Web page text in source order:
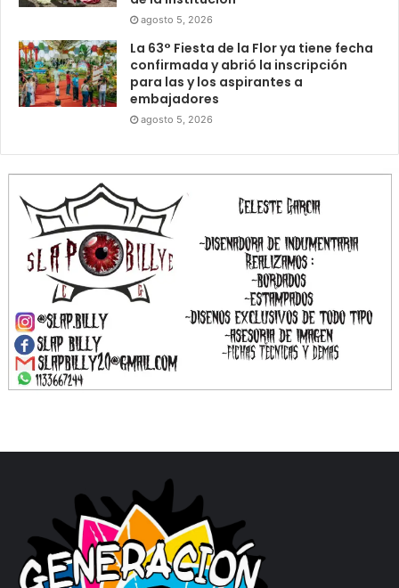
agosto 5, 2026
La 63° Fiesta de la Flor ya tiene fecha
confirmada y abrió la inscripción
para las y los aspirantes a
embajadores
agosto 5, 2026